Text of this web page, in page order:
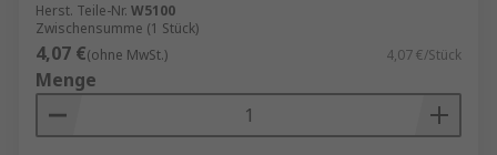
Herst. Teile-Nr. W5100
Zwischensumme (1 Stück)
4,07 €(ohne MwSt.) 4,07 €/Stück
Menge